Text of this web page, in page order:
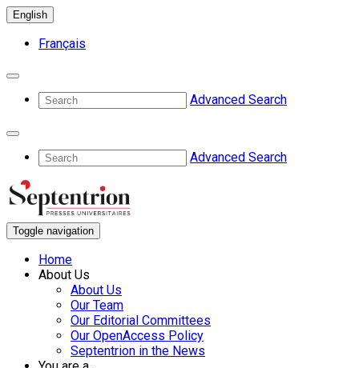
English
Français
Advanced Search
Advanced Search
Toggle navigation
Home
About Us
About Us
Our Team
Our Editorial Committees
Our OpenAccess Policy
Septentrion in the News